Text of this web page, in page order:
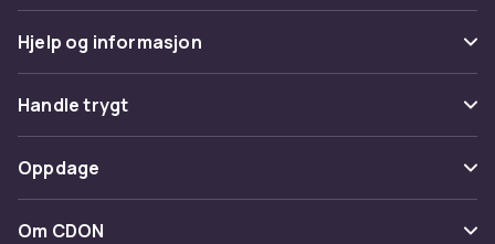
Hjelp og informasjon
Vanlige spørsmål
Spor pakke
Angre & returner her
Kontakt oss
Handle trygt
Betaling
Levering
Oppdage
Kategorier
Om CDON